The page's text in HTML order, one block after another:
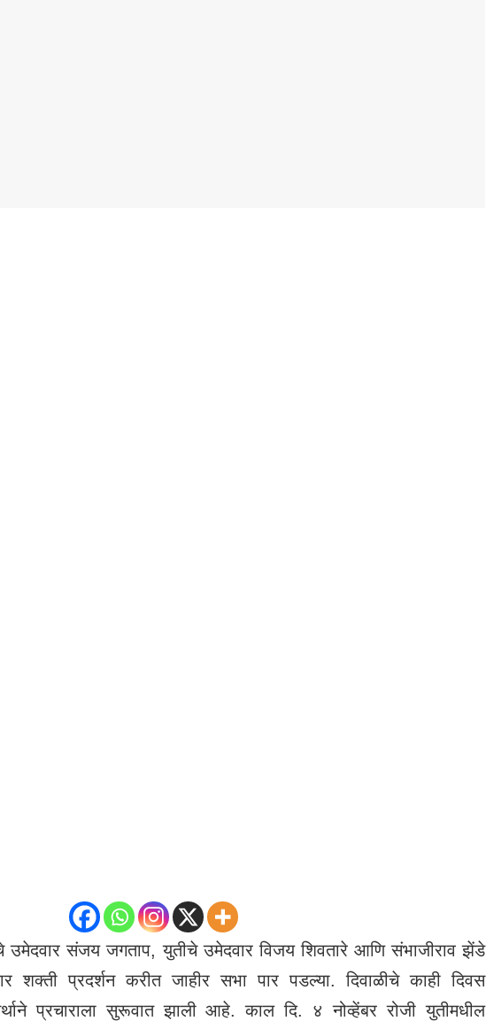
उमेदवार संजय जगताप, युतीचे उमेदवार विजय शिवतारे आणि संभाजीराव झेंडे
शक्ती प्रदर्शन करीत जाहीर सभा पार पडल्या. दिवाळीचे काही दिवस
प्रचाराला सुरूवात झाली आहे. काल दि. ४ नोव्हेंबर रोजी युतीमधील